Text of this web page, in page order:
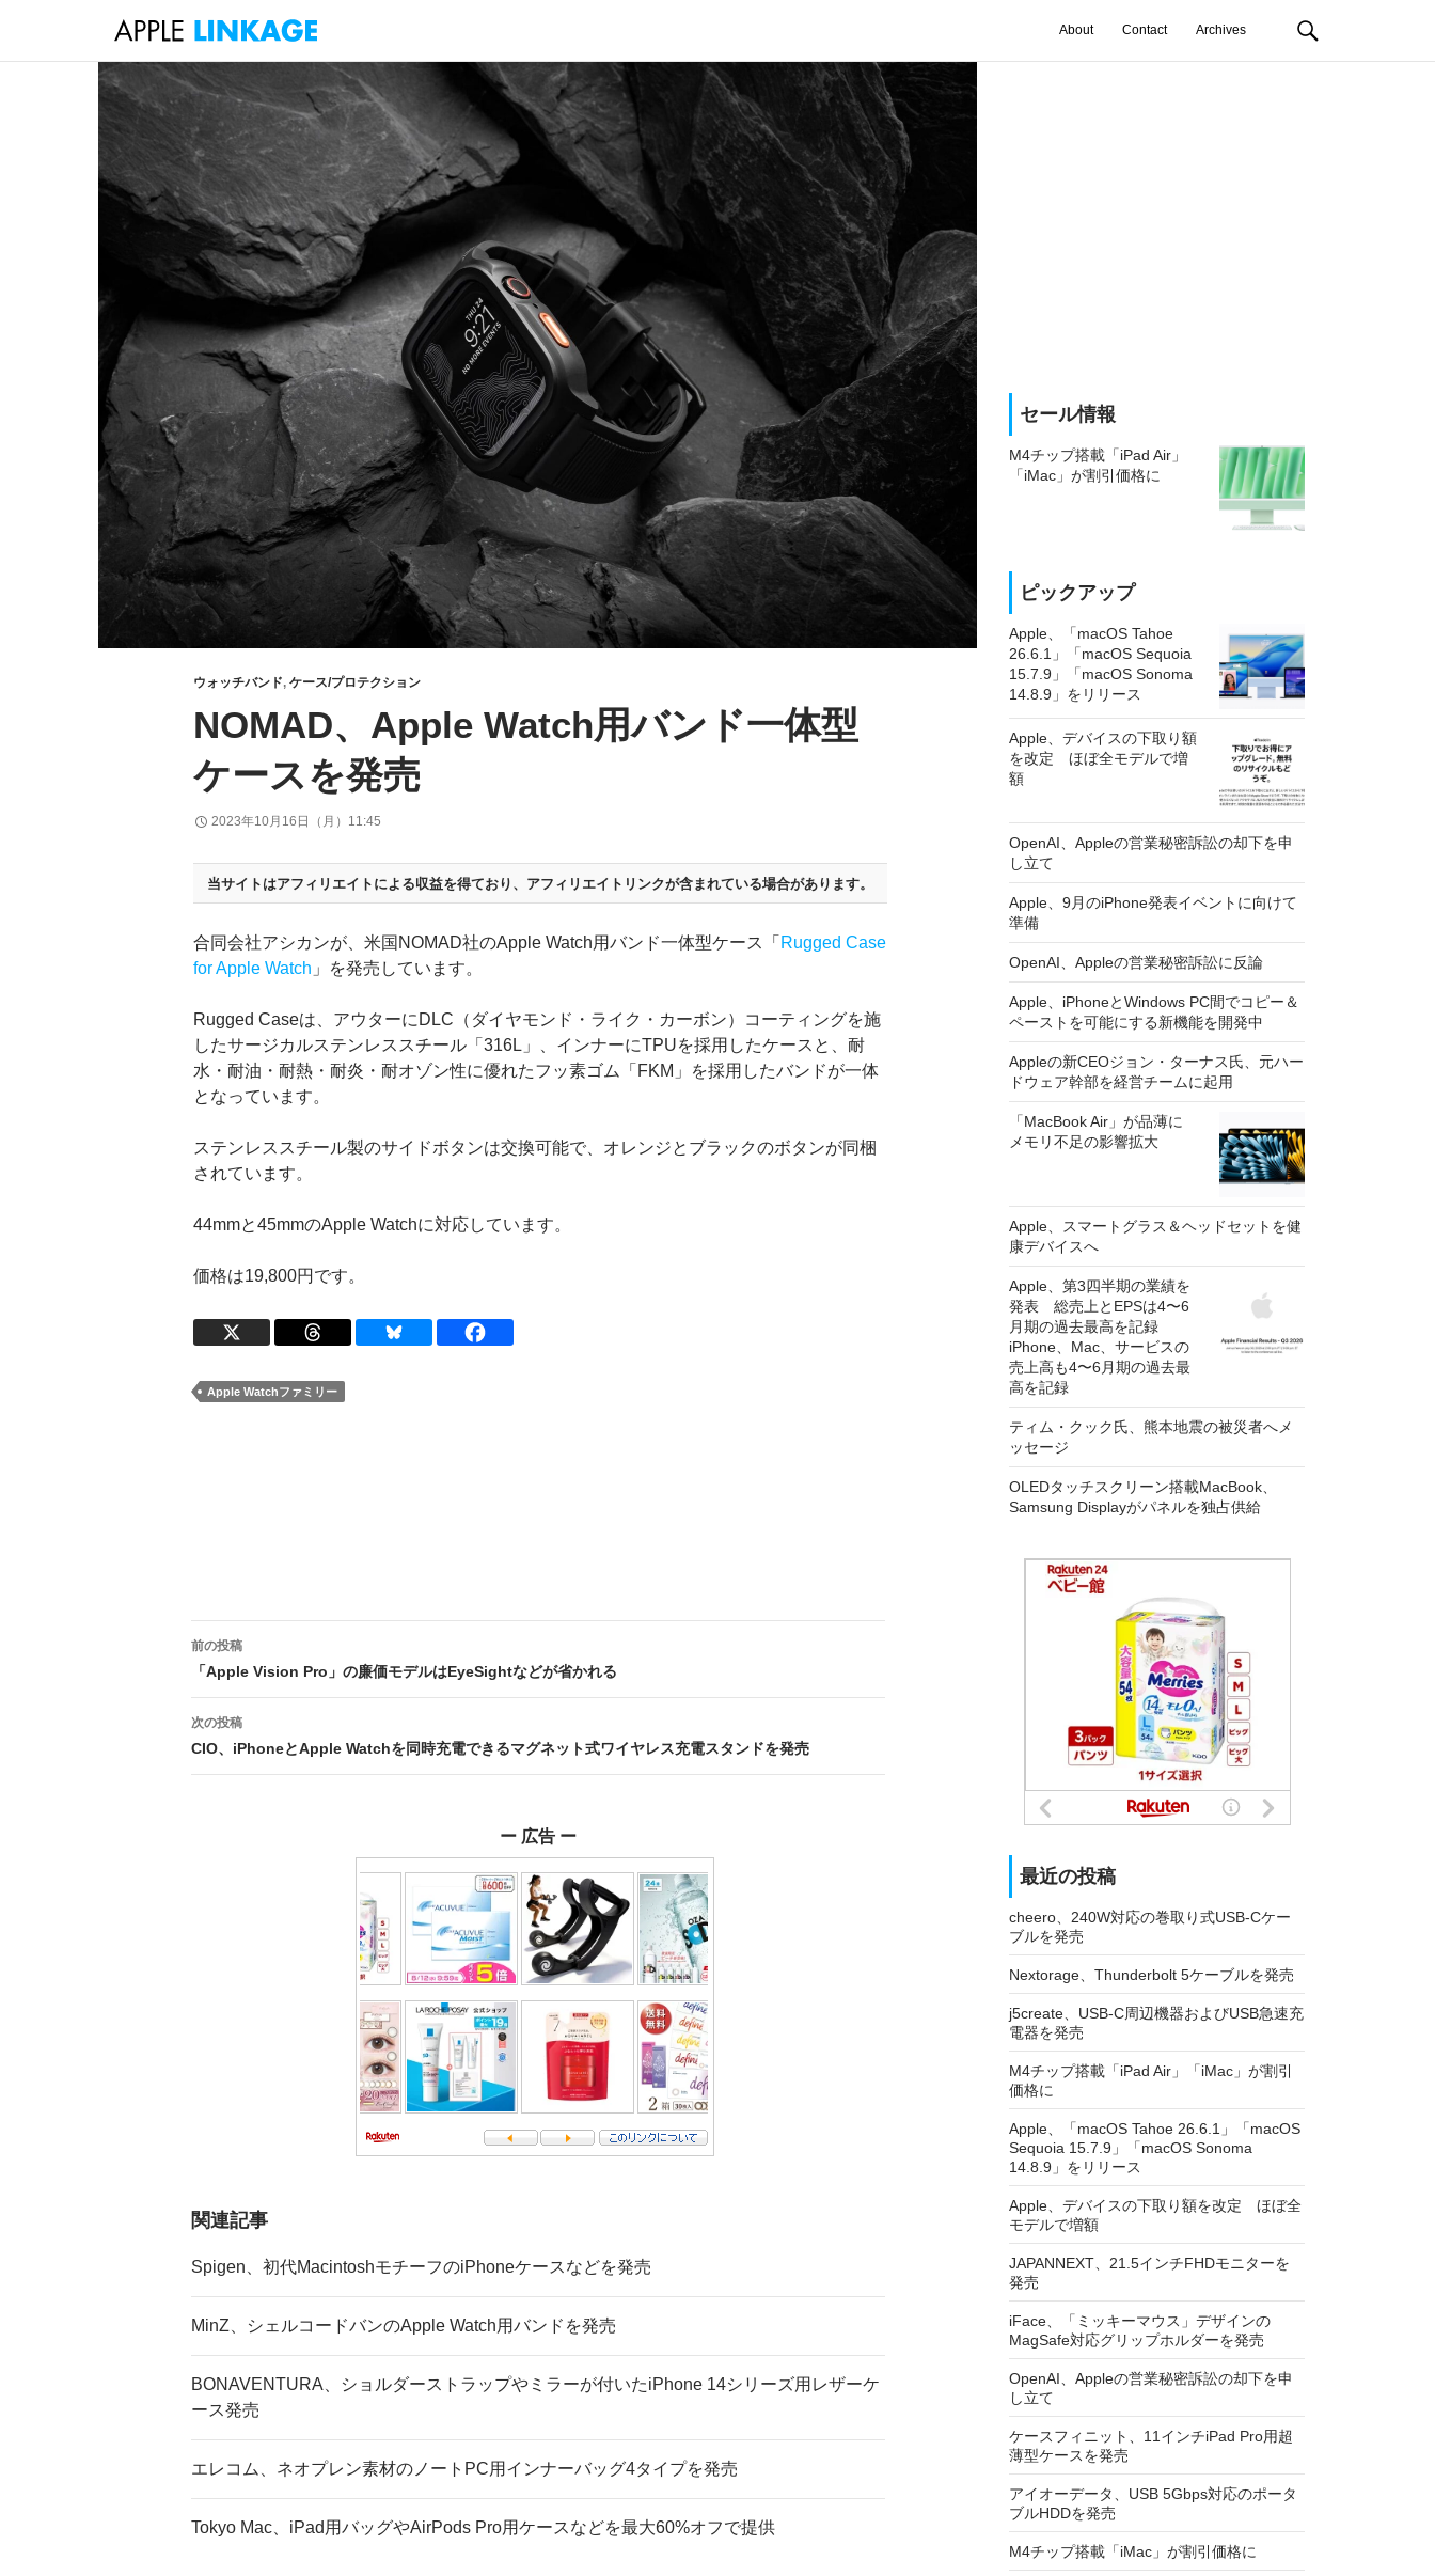
About Contact Archives
ウォッチバンド,ケース/プロテクション
NOMAD、Apple Watch用バンド一体型
ケースを発売
2023年10月16日（月）11:45
当サイトはアフィリエイトによる収益を得ており、 アフィリエイトリンクが含まれている場合があります。
合同会社アシカンが、米国NOMAD社のApple Watch用バンド一体型ケース「 Rugged Case
for Apple Watch 」を発売しています。
Rugged Caseは、アウターにDLC（ダイヤモンド・ライク・カーボン）コーティングを施
したサージカルステンレススチール「316L」、インナーにTPUを採用したケースと、耐
水・耐油・耐熱・耐炎・耐オゾン性に優れたフッ素ゴム「FKM」を採用したバンドが一体
となっています。
ステンレススチール製のサイドボタンは交換可能で、オレンジとブラックのボタンが同梱
されています。
44mmと45mmのApple Watchに対応しています。
価格は19,800円です。
Apple Watchファミリー
投
稿
ナ
ビ
前の投稿
「Apple Vision Pro」の廉価モデルはEyeSightなどが省かれる
次の投稿
CIO、iPhoneとApple Watchを同時充電できるマグネット式ワイヤレス充電スタンドを発売
ー 広告 ー
関連記事
Spigen、初代MacintoshモチーフのiPhoneケースなどを発売
MinZ、シェルコードバンのApple Watch用バンドを発売
BONAVENTURA、ショルダーストラップやミラーが付いたiPhone 14シリーズ用レザーケ
ース発売
エレコム、ネオプレン素材のノートPC用インナーバッグ4タイプを発売
Tokyo Mac、iPad用バッグやAirPods Pro用ケースなどを最大60%オフで提供
セール情報
M4チップ搭載「iPad Air」
「iMac」が割引価格に
ピックアップ
Apple、「macOS Tahoe
26.6.1」「macOS Sequoia
15.7.9」「macOS Sonoma
14.8.9」をリリース
Apple、デバイスの下取り額
を改定 ほぼ全モデルで増
額
OpenAI、Appleの営業秘密訴訟の却下を申
し立て
Apple、9月のiPhone発表イベントに向けて
準備
OpenAI、Appleの営業秘密訴訟に反論
Apple、iPhoneとWindows PC間でコピー＆
ペーストを可能にする新機能を開発中
Appleの新CEOジョン・ターナス氏、元ハー
ドウェア幹部を経営チームに起用
「MacBook Air」が品薄に
メモリ不足の影響拡大
Apple、スマートグラス＆ヘッドセットを健
康デバイスへ
Apple、第3四半期の業績を
発表 総売上とEPSは4〜6
月期の過去最高を記録
iPhone、Mac、サービスの
売上高も4〜6月期の過去最
高を記録
ティム・クック氏、熊本地震の被災者へメ
ッセージ
OLEDタッチスクリーン搭載MacBook、
Samsung Displayがパネルを独占供給
最近の投稿
cheero、240W対応の巻取り式USB-Cケー
ブルを発売
Nextorage、Thunderbolt 5ケーブルを発売
j5create、USB-C周辺機器およびUSB急速充
電器を発売
M4チップ搭載「iPad Air」「iMac」が割引
価格に
Apple、「macOS Tahoe 26.6.1」「macOS
Sequoia 15.7.9」「macOS Sonoma
14.8.9」をリリース
Apple、デバイスの下取り額を改定 ほぼ全
モデルで増額
JAPANNEXT、21.5インチFHDモニターを
発売
iFace、「ミッキーマウス」デザインの
MagSafe対応グリップホルダーを発売
OpenAI、Appleの営業秘密訴訟の却下を申
し立て
ケースフィニット、11インチiPad Pro用超
薄型ケースを発売
アイオーデータ、USB 5Gbps対応のポータ
ブルHDDを発売
M4チップ搭載「iMac」が割引価格に